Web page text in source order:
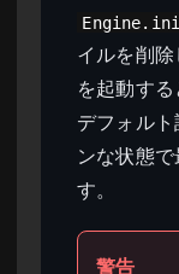
Engine.ini
イルを削
を起動す
デフォル
ンな状態
す。
警告